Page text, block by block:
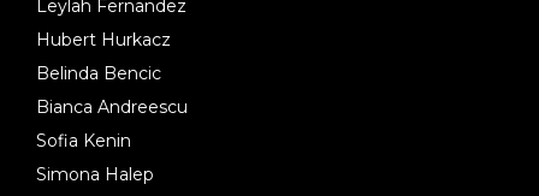
Leylah Fernandez
Hubert Hurkacz
Belinda Bencic
Bianca Andreescu
Sofia Kenin
Simona Halep